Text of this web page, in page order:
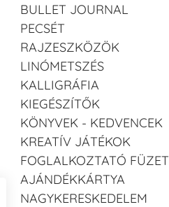
BULLET JOURNAL
PECSÉT
RAJZESZKÖZÖK
LINÓMETSZÉS
KALLIGRÁFIA
KIEGÉSZÍTŐK
KÖNYVEK - KEDVENCEK
KREATÍV JÁTÉKOK
FOGLALKOZTATÓ FÜZET
AJÁNDÉKKÁRTYA
NAGYKERESKEDELEM